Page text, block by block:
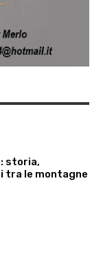
storia,
tra le montagne